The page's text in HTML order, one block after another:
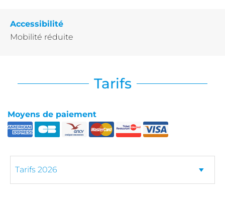
Accessibilité
Mobilité réduite
Tarifs
Moyens de paiement